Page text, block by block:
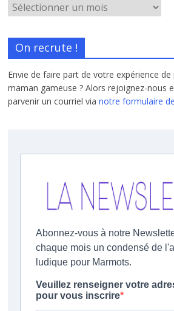
On recrute !
Envie de faire part de votre expérience
maman gameuse ? Alors rejoignez-nous
parvenir un courriel vianotre formulaire